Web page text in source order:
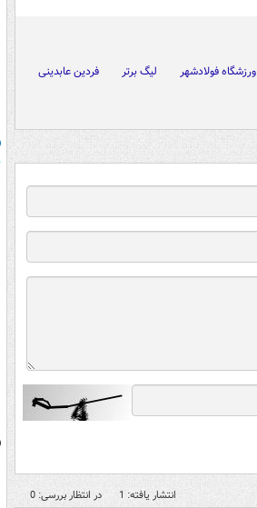
ورزشگاه فولادشهر لیگ برتر
فردین عابدینی
انتشار یافته: 1 در انتظار بررسی: 0